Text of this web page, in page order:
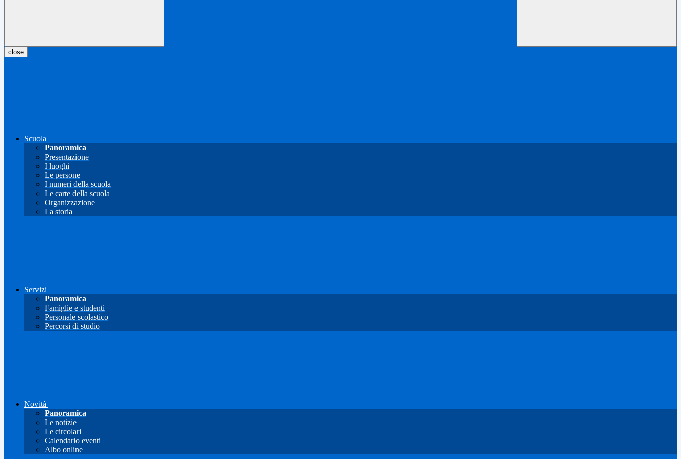
close
Scuola
Panoramica
Presentazione
I luoghi
Le persone
I numeri della scuola
Le carte della scuola
Organizzazione
La storia
Servizi
Panoramica
Famiglie e studenti
Personale scolastico
Percorsi di studio
Novità
Panoramica
Le notizie
Le circolari
Calendario eventi
Albo online